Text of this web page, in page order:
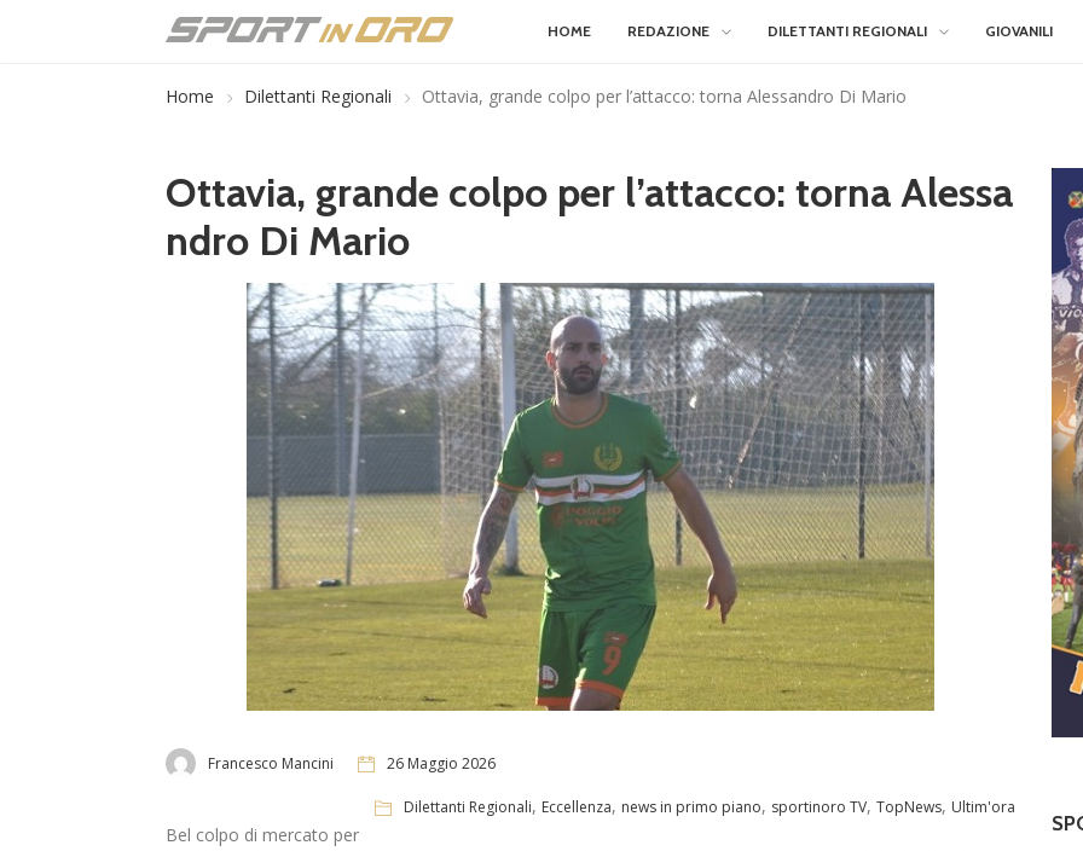
HOME REDAZIONE DILETTANTI REGIONALI GIOVANILI
Home Dilettanti Regionali Ottavia, grande colpo per l’attacco: torna Alessandro Di Mario
Ottavia, grande colpo per l’attacco: torna Alessa
ndro Di Mario
Francesco Mancini 26 Maggio 2026
Dilettanti Regionali, Eccellenza, news in primo piano, sportinoro TV,TopNews, Ultim'ora
Bel colpo di mercato per